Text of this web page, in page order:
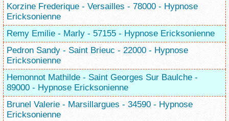
Korzine Frederique - Versailles - 78000 - Hypnose
Ericksonienne
Remy Emilie - Marly - 57155 - Hypnose Ericksonienne
Pedron Sandy - Saint Brieuc - 22000 - Hypnose
Ericksonienne
Hemonnot Mathilde - Saint Georges Sur Baulche -
89000 - Hypnose Ericksonienne
Brunel Valerie - Marsillargues - 34590 - Hypnose
Ericksonienne